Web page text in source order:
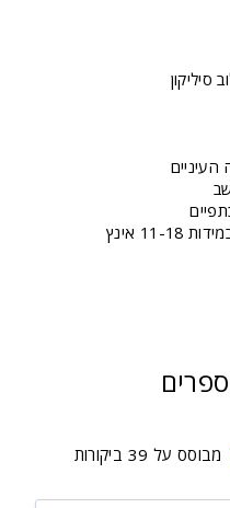
אינץ
מבוסס על 39 ביקורות